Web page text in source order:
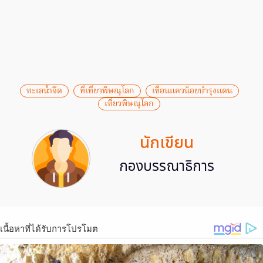
ทะเลน้ำจืด ที่เที่ยวพิษณุโลก
เขื่อนแควน้อยบำรุงแดน
เที่ยวพิษณุโลก
นักเขียน
กองบรรณาธิการ
เนื้อหาที่ได้รับการโปรโมต